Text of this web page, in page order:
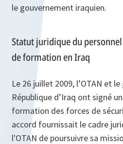
le gouvernement iraquien.
Statut juridique du
de formation en Iraq
Le 26 juillet 2009, l’OTAN et
République d’Iraq ont signé
formation des forces de
accord fournissait le cadre
l'OTAN de poursuivre sa